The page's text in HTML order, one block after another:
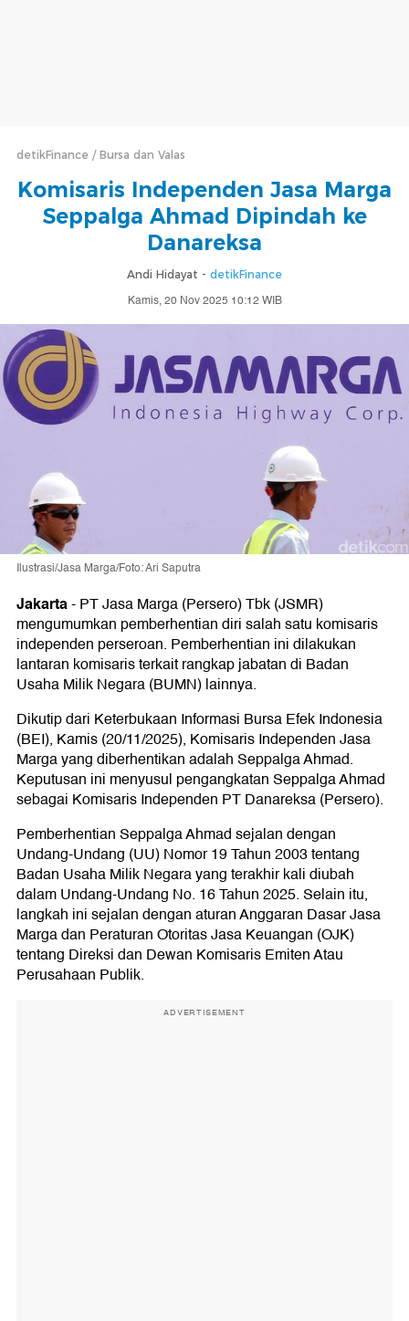
detikFinance Bursa dan Valas
Komisaris Independen Jasa Marga
Seppalga Ahmad Dipindah ke
Danareksa
Andi Hidayat - detikFinance
Kamis, 20 Nov 2025 10:12 WIB
Ilustrasi/Jasa Marga/Foto: Ari Saputra
Jakarta-PT Jasa Marga (Persero) Tbk (JSMR)
mengumumkan pemberhentian diri salah satu komisaris
independen perseroan. Pemberhentian ini dilakukan
lantaran komisaris terkait rangkap jabatan di Badan
Usaha Milik Negara (BUMN) lainnya.
Dikutip dari Keterbukaan Informasi Bursa Efek Indonesia
(BEI), Kamis (20/11/2025), Komisaris Independen Jasa
Marga yang diberhentikan adalah Seppalga Ahmad.
Keputusan ini menyusul pengangkatan Seppalga Ahmad
sebagai Komisaris Independen PT Danareksa (Persero).
Pemberhentian Seppalga Ahmad sejalan dengan
Undang-Undang (UU) Nomor 19 Tahun 2003 tentang
Badan Usaha Milik Negara yang terakhir kali diubah
dalam Undang-Undang No. 16 Tahun 2025. Selain itu,
langkah ini sejalan dengan aturan Anggaran Dasar Jasa
Marga dan Peraturan Otoritas Jasa Keuangan (OJK)
tentang Direksi dan Dewan Komisaris Emiten Atau
Perusahaan Publik.
ADVERTISEMENT